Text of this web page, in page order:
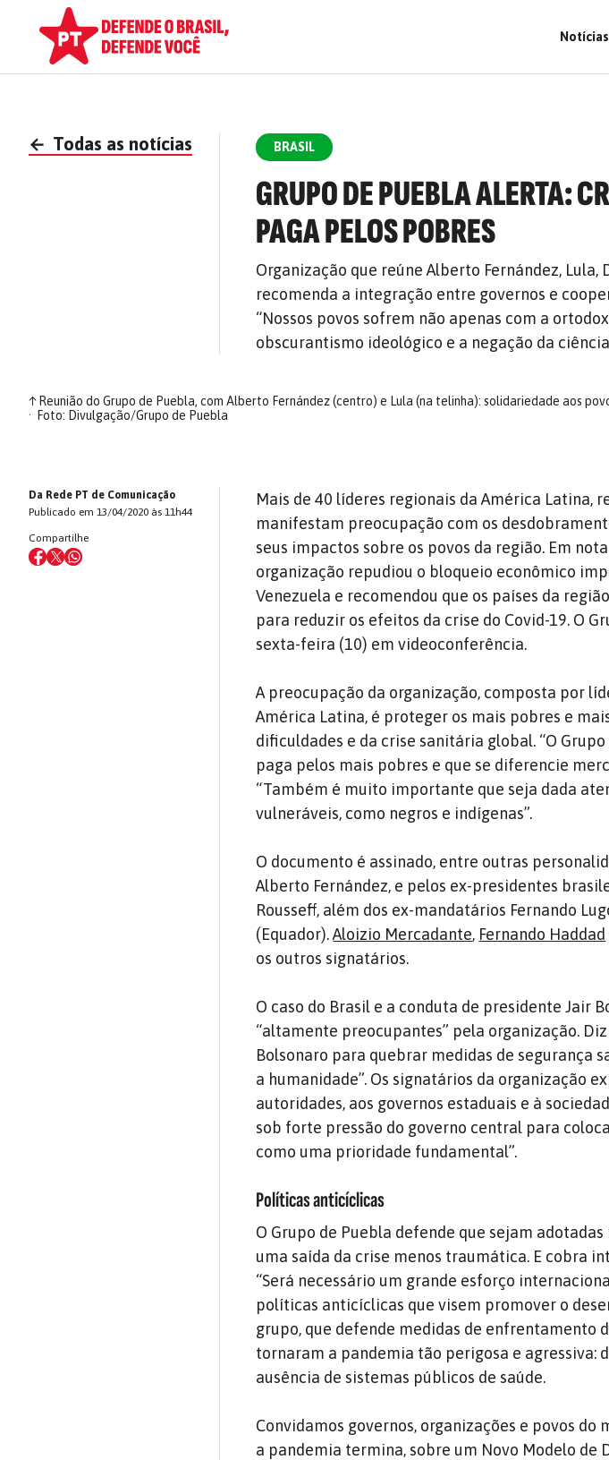
Notícias
← Todas as notícias BRASIL
GRUPO DE PUEBLA ALERTA:
PAGA PELOS POBRES
Organização que reúne Alberto Fernández, Lula,
recomenda a integração entre governos e
“Nossos povos sofrem não apenas com a
obscurantismo ideológico e a negação da
↑Reunião do Grupo de Puebla, com Alberto Fernández (centro) e Lula (na telinha): solidariedade aos
Foto: Divulgação/Grupo de Puebla
Da Rede PT de Comunicação
Publicado em 13/04/2020 às 11h44
Compartilhe
Mais de 40 líderes regionais da América Latina,
manifestam preocupação com os
seus impactos sobre os povos da região. Em
organização repudiou o bloqueio econômico
Venezuela e recomendou que os países da
para reduzir os efeitos da crise do Covid-19. O
sexta-feira (10) em videoconferência.
A preocupação da organização, composta por
América Latina, é proteger os mais pobres e
dificuldades e da crise sanitária global. “O
paga pelos mais pobres e que se diferencie
“Também é muito importante que seja dada
vulneráveis, como negros e indígenas”.
O documento é assinado, entre outras
Alberto Fernández, e pelos ex-presidentes
Rousseff, além dos ex-mandatários Fernando
(Equador).Aloizio Mercadante, Fernando Haddad
os outros signatários.
O caso do Brasil e a conduta de presidente Jair
“altamente preocupantes” pela organização.
Bolsonaro para quebrar medidas de segurança
a humanidade”. Os signatários da organização
autoridades, aos governos estaduais e à
sob forte pressão do governo central para
como uma prioridade fundamental”.
Políticas anticíclicas
O Grupo de Puebla defende que sejam
uma saída da crise menos traumática. E cobra
“Será necessário um grande esforço
políticas anticíclicas que visem promover o
grupo, que defende medidas de enfrentamento
tornaram a pandemia tão perigosa e agressiva:
ausência de sistemas públicos de saúde.
Convidamos governos, organizações e povos do
a pandemia termina, sobre um Novo Modelo de